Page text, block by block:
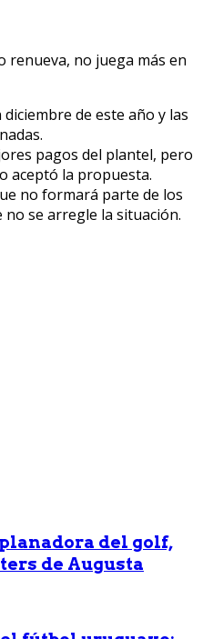
de este año y las
pagos del plantel, pero
aceptó la propuesta.
no formará parte de los
se arregle la situación.
del golf,
de Augusta